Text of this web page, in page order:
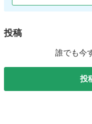
投稿
誰でも今
投